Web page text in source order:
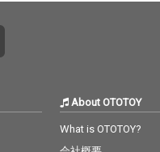
About OTOTOY
What is OTOTOY?